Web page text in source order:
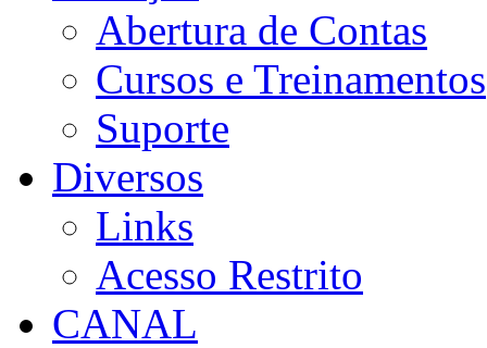
Abertura de Contas
Cursos e Treinamentos
Suporte
Diversos
Links
Acesso Restrito
CANAL